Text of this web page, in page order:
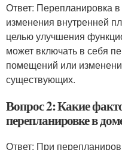
Ответ: Перепланировка
изменения внутренней
целью улучшения
может включать в себя
помещений или
существующих.
Вопрос 2: Какие
перепланировке в
Ответ: При